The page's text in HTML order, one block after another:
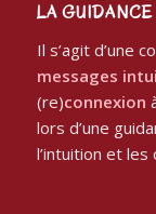
LA
Il s’agit d’une
messages
(re)connexion
lors d’une
l’intuition et les